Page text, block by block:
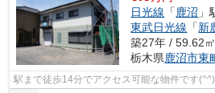
日光線 「鹿沼 」
東武日光線 「新
築27年 / 59.62㎡
栃木県鹿沼市東
駅まで徒歩14分でアクセス可能な物件です(^^)